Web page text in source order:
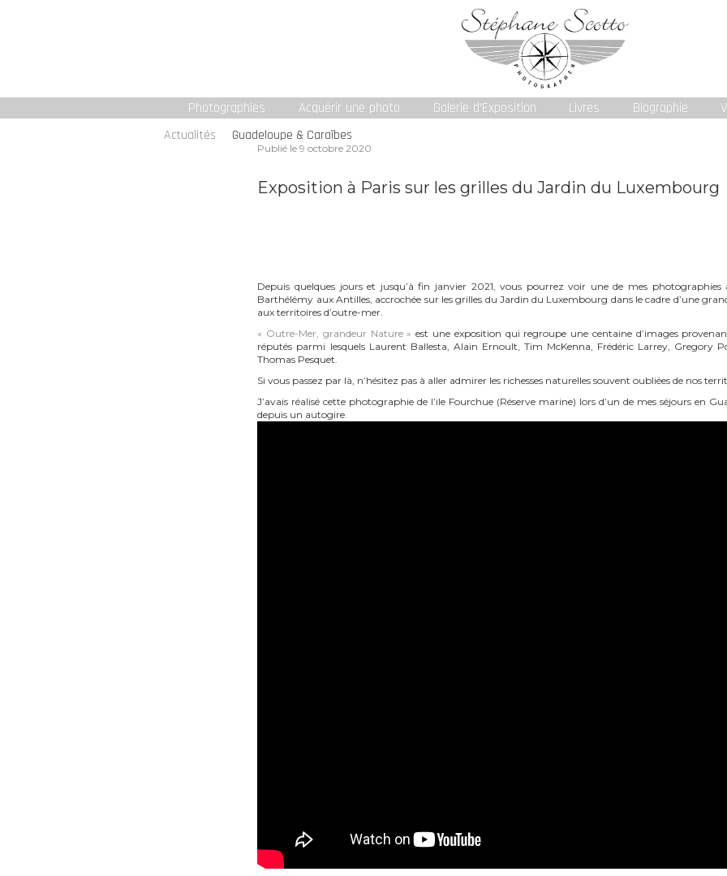
Photographies Acquérir une photo Galerie d’Exposition Livres Biographie
Actualités Guadeloupe & Caraïbes
Publié le9 octobre 2020
Exposition à Paris sur les grilles du Jardin du Luxembourg
Depuis quelques jours et jusqu’à fin janvier 2021, vous pourrez voir une de mes photographies
Barthélémy aux Antilles, accrochée sur les grilles du Jardin du Luxembourg dans le cadre d’une
aux territoires d’outre-mer.
« Outre-Mer, grandeur Nature »est une exposition qui regroupe une centaine d’images
réputés parmi lesquels Laurent Ballesta, Alain Ernoult, Tim McKenna, Frédéric Larrey, Gregory
Thomas Pesquet.
Si vous passez par là, n’hésitez pas à aller admirer les richesses naturelles souvent oubliées de nos
J’avais réalisé cette photographie de l’ile Fourchue (Réserve marine) lors d’un de mes séjours en
depuis un autogire.